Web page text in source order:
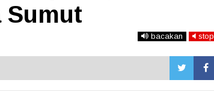
Sumut
bacakan stop